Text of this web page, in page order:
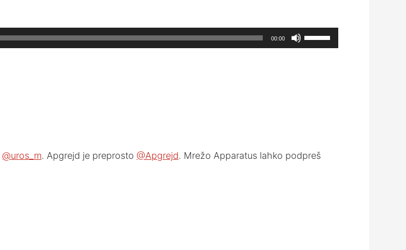
00:00
Use
Up/Down
volume.
@uros_m. Apgrejd je preprosto @Apgrejd. Mrežo Apparatus lahko podpreš